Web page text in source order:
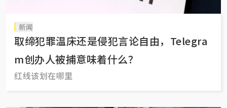
新闻
取缔犯罪温床还是侵犯言论自由，Telegra
m创办人被捕意味着什么？
红线该划在哪里